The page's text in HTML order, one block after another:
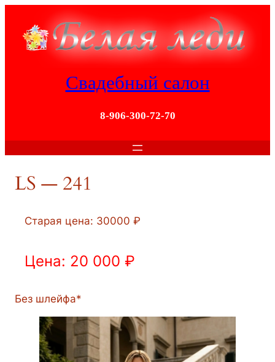
содержимому
Свадебный салон
8-906-300-72-70
LS — 241
Старая цена: 30000 ₽
Цена: 20 000 ₽
Без шлейфа*